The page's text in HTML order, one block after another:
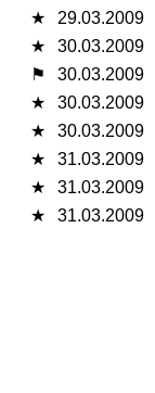
★
29.03.2009
★
30.03.2009
⚑
30.03.2009
★
30.03.2009
★
30.03.2009
★
31.03.2009
★
31.03.2009
★
31.03.2009